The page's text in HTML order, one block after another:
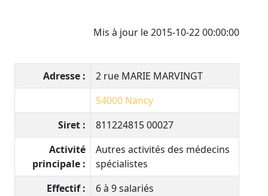
Mis à jour le 2015-10-22 00:00:00
Adresse :
2 rue MARIE MARVINGT
54000 Nancy
Siret :
811224815 00027
Activité
principale :
Autres activités des médecins
spécialistes
Effectif :
6 à 9 salariés